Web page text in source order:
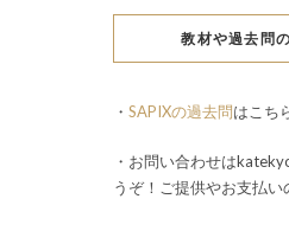
教材や過去問
・ SAPIXの過去問はこち
・お問い合わせは
うぞ！ご提供やお支払い